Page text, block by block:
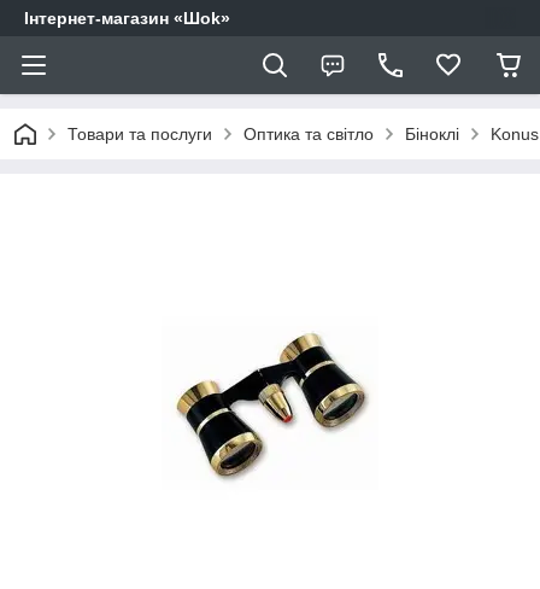
Інтернет-магазин «Шоk»
Товари та послуги Оптика та світло Біноклі